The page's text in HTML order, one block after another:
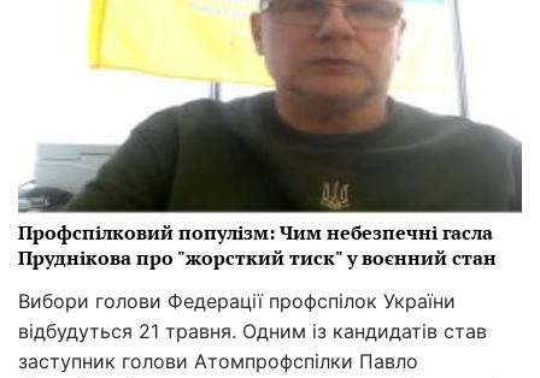
Профспілковий популізм: Чим небезпечні гасла
Пруднікова про "жорсткий тиск" у воєнний стан
Вибори голови Федерації профспілок України
відбудуться 21 травня. Одним із кандидатів став
заступник голови Атомпрофспілки Павло